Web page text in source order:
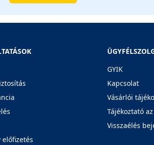
előfizetés
GYIK
Kapcsolat
Vásárlói
Tájékoztató
Visszaélés